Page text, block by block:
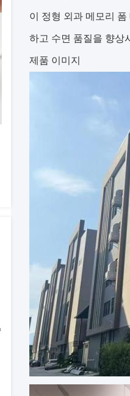
이 정형 외과 메모리
하고 수면 품질을 향상
제품 이미지